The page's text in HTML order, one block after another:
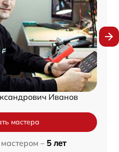
Иванов
мастера
– 5 лет